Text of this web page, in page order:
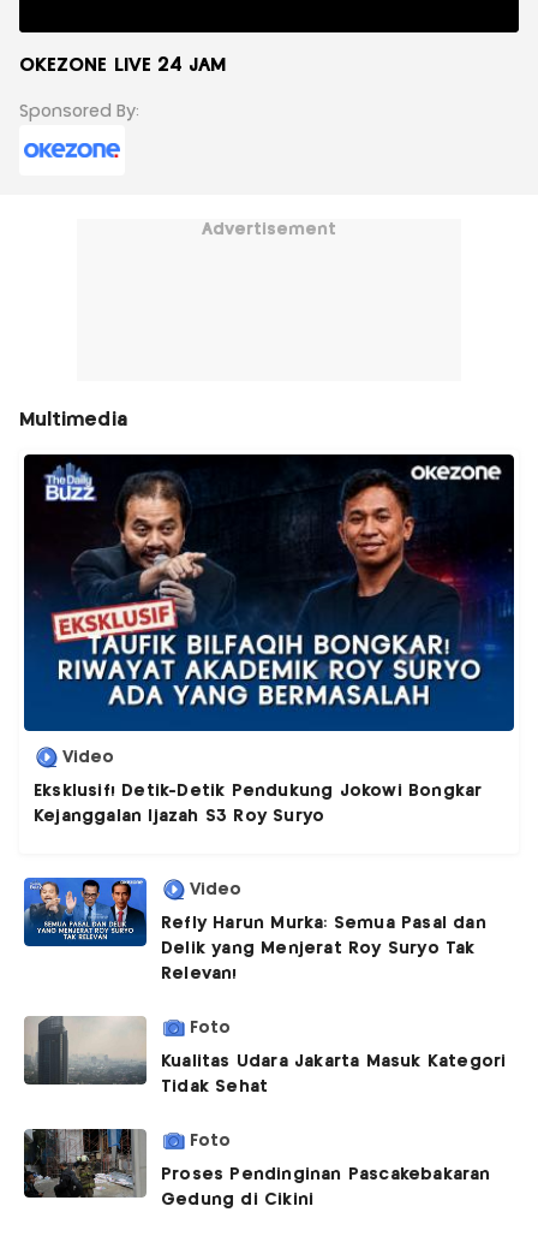
OKEZONE LIVE 24 JAM
Sponsored By:
Advertisement
Multimedia
Video
Eksklusif! Detik-Detik Pendukung Jokowi Bongkar
Kejanggalan Ijazah S3 Roy Suryo
Video
Refly Harun Murka: Semua Pasal dan
Delik yang Menjerat Roy Suryo Tak
Relevan!
Foto
Kualitas Udara Jakarta Masuk Kategori
Tidak Sehat
Foto
Proses Pendinginan Pascakebakaran
Gedung di Cikini